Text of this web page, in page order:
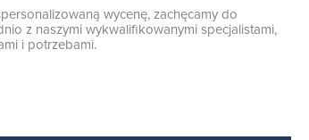
wycenę, zachęcamy do
z naszymi wykwalifikowanymi specjalistami,
i potrzebami.